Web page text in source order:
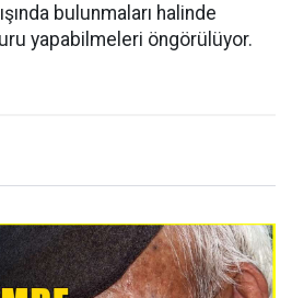
bulunmaları halinde
yapabilmeleri öngörülüyor.